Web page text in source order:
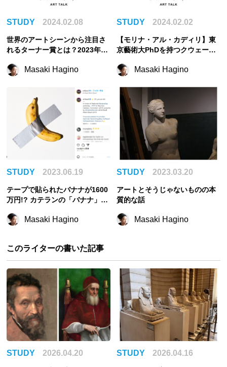
STUDY 2024.02.08
世界のアートシーンから注目さ
れるターナー賞とは？2023年ノ
Masaki Hagino
STUDY 2024.02.02
【モリナ・アル・カディリ】東
京藝術大PhDを持つクウェート
Masaki Hagino
STUDY 2023.06.19
テープで貼られたバナナが1600
万円!? カテランの「バナナ」は
Masaki Hagino
STUDY 2023.03.20
アートとそうじゃないものの本
質的な話
Masaki Hagino
このライターの書いた記事
STUDY 2026.04.20 STUDY 2026.04.16